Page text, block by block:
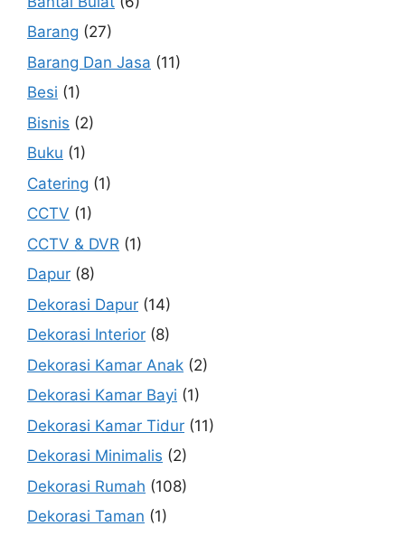
Barang (27)
Barang Dan Jasa (11)
Besi (1)
Bisnis (2)
Buku (1)
Catering (1)
CCTV (1)
CCTV & DVR (1)
Dapur (8)
Dekorasi Dapur (14)
Dekorasi Interior (8)
Dekorasi Kamar Anak (2)
Dekorasi Kamar Bayi (1)
Dekorasi Kamar Tidur (11)
Dekorasi Minimalis (2)
Dekorasi Rumah (108)
Dekorasi Taman (1)